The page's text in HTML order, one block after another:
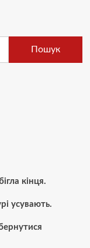
Пошук
кінця.
усувають.